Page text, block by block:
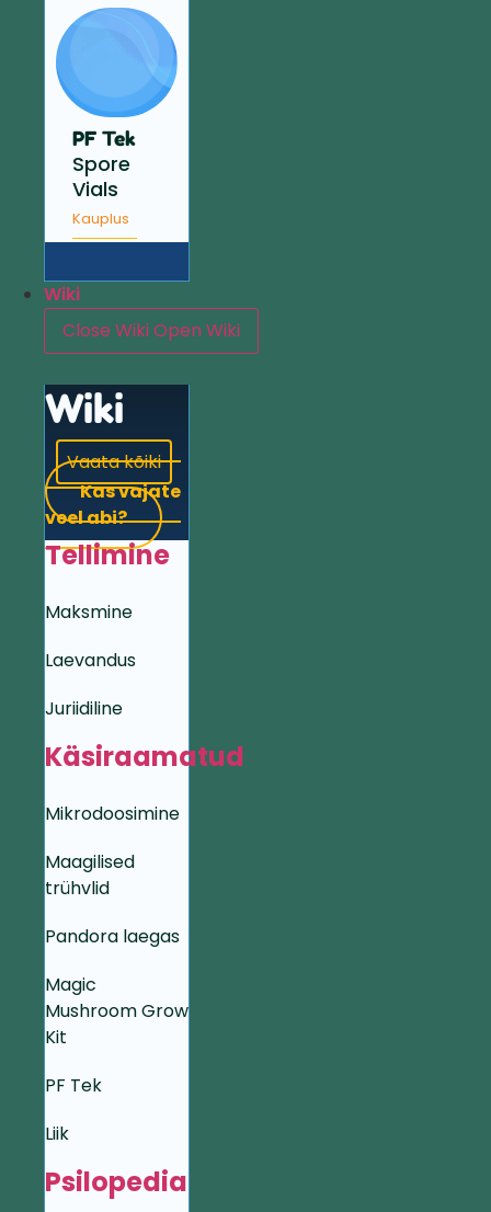
PF Tek
Spore
Vials
Kauplus
Wiki
Close WikiOpen Wiki
Wiki
Vaata kõiki
Kas vajate
veel abi?
Tellimine
Maksmine
Laevandus
Juriidiline
Käsiraamatud
Mikrodoosimine
Maagilised
trühvlid
Pandora laegas
Magic
Mushroom Grow
Kit
PF Tek
Liik
Psilopedia